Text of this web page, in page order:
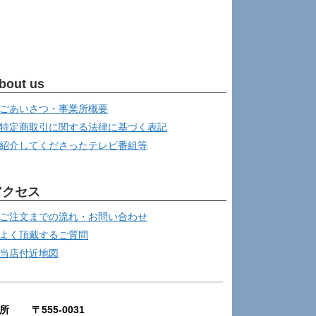
us
ごあいさつ・事業所概要
特定商取引に関する法律に基づく表記
紹介してくださったテレビ番組等
セス
ご注文までの流れ・お問い合わせ
よく頂戴するご質問
当店付近地図
所 〒555-0031